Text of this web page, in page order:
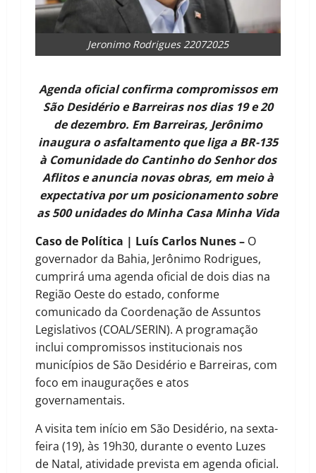
Jeronimo Rodrigues 22072025
Agenda oficial confirma compromissos em
São Desidério e Barreiras nos dias 19 e 20
de dezembro. Em Barreiras, Jerônimo
inaugura o asfaltamento que liga a BR-135
à Comunidade do Cantinho do Senhor dos
Aflitos e anuncia novas obras, em meio à
expectativa por um posicionamento sobre
as 500 unidades do Minha Casa Minha Vida
Caso de Política | Luís Carlos Nunes – O
governador da Bahia, Jerônimo Rodrigues,
cumprirá uma agenda oficial de dois dias na
Região Oeste do estado, conforme
comunicado da Coordenação de Assuntos
Legislativos (COAL/SERIN). A programação
inclui compromissos institucionais nos
municípios de São Desidério e Barreiras, com
foco em inaugurações e atos
governamentais.
A visita tem início em São Desidério, na sexta-
feira (19), às 19h30, durante o evento Luzes
de Natal, atividade prevista em agenda oficial.